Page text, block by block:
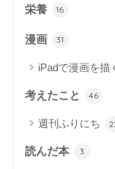
栄養 16
漫画 31
iPadで漫画を描
考えたこと 46
週刊ふりにち
読んだ本 3